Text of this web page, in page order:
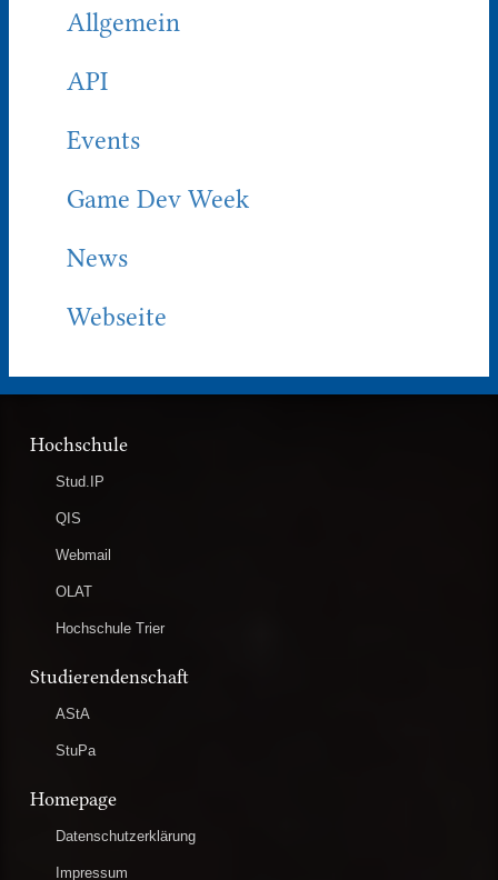
Allgemein
API
Events
Game Dev Week
News
Webseite
Hochschule
Stud.IP
QIS
Webmail
OLAT
Hochschule Trier
Studierendenschaft
AStA
StuPa
Homepage
Datenschutzerklärung
Impressum